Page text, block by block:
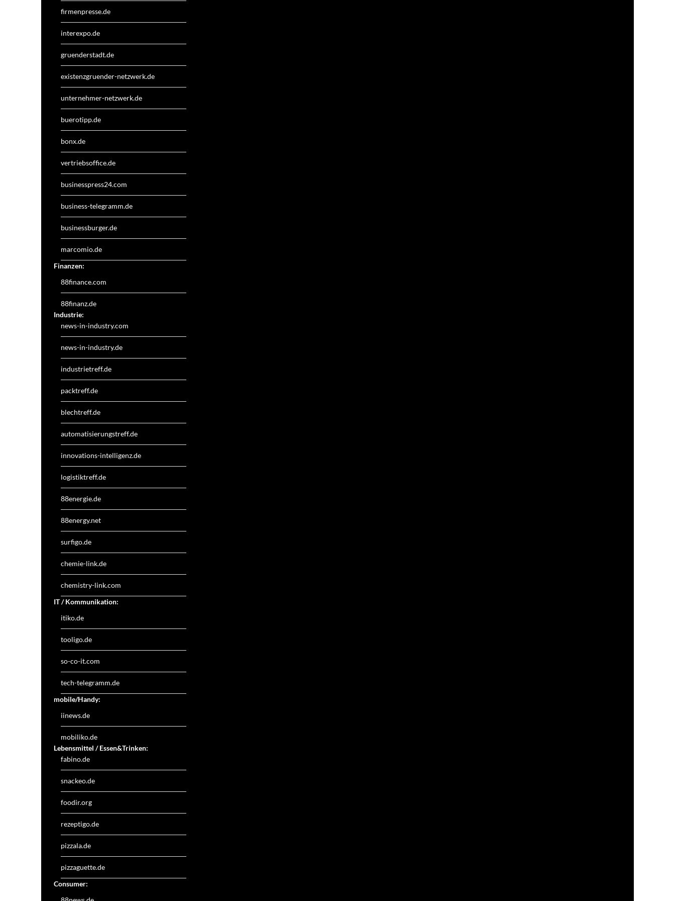
firmenpresse.de
interexpo.de
gruenderstadt.de
existenzgruender-netzwerk.de
unternehmer-netzwerk.de
buerotipp.de
bonx.de
vertriebsoffice.de
businesspress24.com
business-telegramm.de
businessburger.de
marcomio.de
Finanzen:
88finance.com
88finanz.de
Industrie:
news-in-industry.com
news-in-industry.de
industrietreff.de
packtreff.de
blechtreff.de
automatisierungstreff.de
innovations-intelligenz.de
logistiktreff.de
88energie.de
88energy.net
surfigo.de
chemie-link.de
chemistry-link.com
IT / Kommunikation:
itiko.de
tooligo.de
so-co-it.com
tech-telegramm.de
mobile/Handy:
iinews.de
mobiliko.de
Lebensmittel / Essen&Trinken:
fabino.de
snackeo.de
foodir.org
rezeptigo.de
pizzala.de
pizzaguette.de
Consumer: